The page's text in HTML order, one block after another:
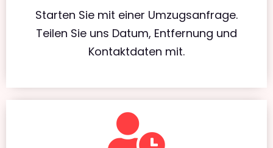
Starten Sie mit einer Umzugsanfrage.
Teilen Sie uns Datum, Entfernung und
Kontaktdaten mit.